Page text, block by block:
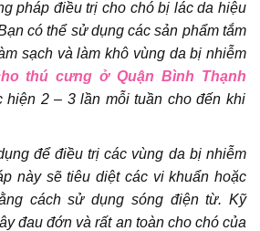
pháp điều trị cho chó bị lác da hiệu
có thể sử dụng các sản phẩm tắm
sạch và làm khô vùng da bị nhiễm
thú cưng ở Quận Bình Thạnh
hiện 2 – 3 lần mỗi tuần cho đến khi
để điều trị các vùng da bị nhiễm
này sẽ tiêu diệt các vi khuẩn hoặc
cách sử dụng sóng điện từ. Kỹ
đau đớn và rất an toàn cho chó của